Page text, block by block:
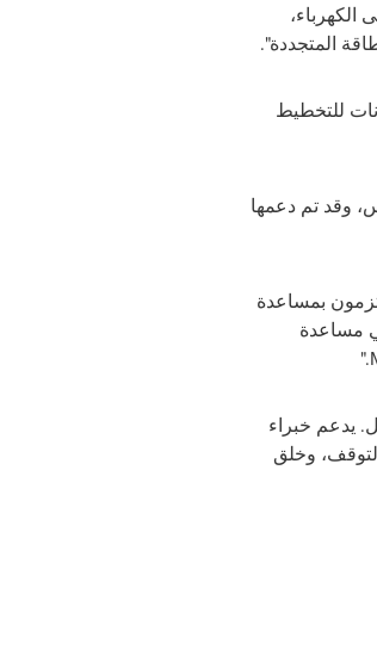
الكهرباء،
المتجددة".
للتخطيط
الرياح والمياه والشمس، وقد تم دعمها
بمساعدة
مساعدة
."
يدعم خبراء
وخلق